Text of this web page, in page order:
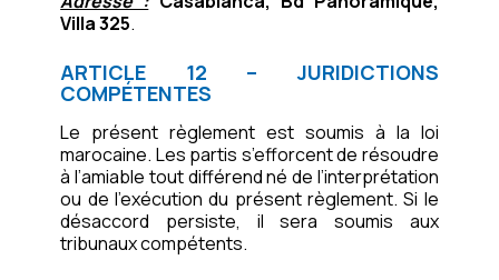
Villa 325.
ARTICLE 12 – JURIDICTIONS
COMPÉTENTES
Le présent règlement est soumis à la loi
marocaine. Les partis s’efforcent de résoudre
à l’amiable tout différend né de l’interprétation
ou de l’exécution du présent règlement. Si le
désaccord persiste, il sera soumis aux
tribunaux compétents.